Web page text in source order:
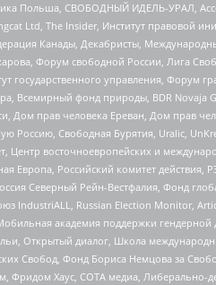
Польша, СВОБОДНЫЙ ИДЕЛЬ-УРАЛ,
Ltd, The Insider, Институт правовой
Канады, Декабристы,
Форум свободной России, Лига
государственного управления,
Всемирный фонд природы, BDR
Дом прав человека Ереван, Дом прав
Россию, Свободная Бурятия, Uralic,
Центр восточноевропейских и
Европа, Российский комитет
Северный Рейн-Вестфалия, Фонд
IndustriALL, Russian Election Monitor,
академия поддержки
Открытый диалог, Школа
Свобод, Фонд Бориса Немцова за
Фридом Хаус, СОТА медиа, Либерально-